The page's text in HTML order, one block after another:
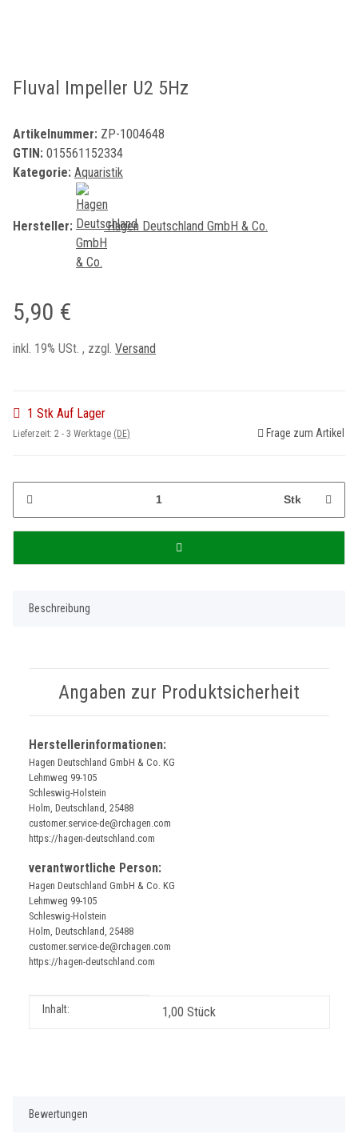
Fluval Impeller U2 5Hz
Artikelnummer: ZP-1004648
GTIN: 015561152334
Kategorie: Aquaristik
Hersteller: Hagen Deutschland GmbH & Co.
5,90 €
inkl. 19% USt. , zzgl. Versand
1 Stk Auf Lager
Lieferzeit: 2 - 3 Werktage (DE) Frage zum Artikel
Stk
Beschreibung
Angaben zur Produktsicherheit
Herstellerinformationen:
Hagen Deutschland GmbH & Co. KG
Lehmweg 99-105
Schleswig-Holstein
Holm, Deutschland, 25488
customer.service-de@rchagen.com
https://hagen-deutschland.com
verantwortliche Person:
Hagen Deutschland GmbH & Co. KG
Lehmweg 99-105
Schleswig-Holstein
Holm, Deutschland, 25488
customer.service-de@rchagen.com
https://hagen-deutschland.com
Produkteigenschaft
Wert
Inhalt: 1,00 Stück
Bewertungen